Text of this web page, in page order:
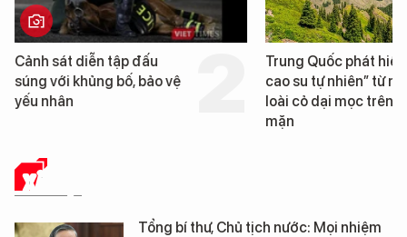
Trung Quốc phát hiện “mỏ
cao su tự nhiên” từ một
loài cỏ dại mọc trên đất
Loạt dự án bất động
Đà Nẵng sắp bị kiểm
XÃ HỘI
Tổng bí thư, Chủ tịch nước: Mọi nhiệm